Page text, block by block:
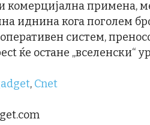
комерцијална примена,
иднина кога поголем
систем,
ќе остане „вселенски“
, Cnet